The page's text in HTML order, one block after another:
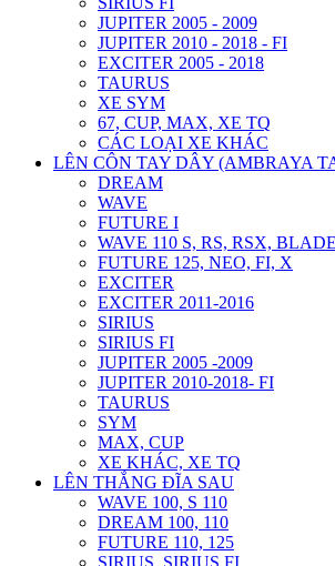
JUPITER 2005 - 2009
JUPITER 2010 - 2018 - FI
EXCITER 2005 - 2018
TAURUS
XE SYM
67, CUP, MAX, XE TQ
CÁC LOẠI XE KHÁC
LÊN CÔN TAY DÂY (AMBRAYA
DREAM
WAVE
FUTURE I
WAVE 110 S, RS, RSX,
FUTURE 125, NEO, FI, X
EXCITER
EXCITER 2011-2016
SIRIUS
SIRIUS FI
JUPITER 2005 -2009
JUPITER 2010-2018- FI
TAURUS
SYM
MAX, CUP
XE KHÁC, XE TQ
LÊN THẮNG ĐĨA SAU
WAVE 100, S 110
DREAM 100, 110
FUTURE 110, 125
SIRIUS, SIRIUS FI